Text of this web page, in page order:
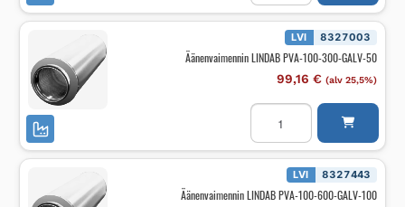
100-
300-
GALV-
määrä
LVI 8327003
Äänenvaimennin LINDAB PVA-100-300-GALV-50
99,16 € (alv 25,5%)
Äänenvaimennin
LINDAB
100-
300-
määrä
LVI 8327443
Äänenvaimennin LINDAB PVA-100-600-GALV-100